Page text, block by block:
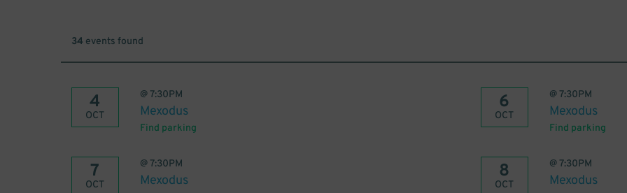
34 events found
4
OCT
@7:30PM
Mexodus
Find parking
6
OCT
@7:30PM
Mexodus
Find parking
7
OCT
@7:30PM
Mexodus 8
OCT
@7:30PM
Mexodus